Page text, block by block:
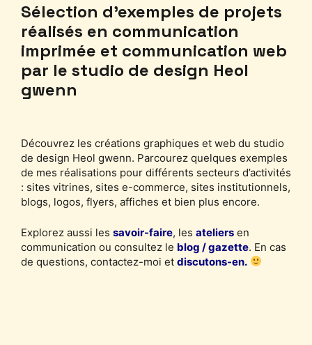
Sélection d’exemples de projets
réalisés en communication
imprimée et communication web
par le studio de design Heol
gwenn
Découvrez les créations graphiques et web du studio
de design Heol gwenn. Parcourez quelques exemples
de mes réalisations pour différents secteurs d’activités
: sites vitrines, sites e-commerce, sites institutionnels,
blogs, logos, flyers, affiches et bien plus encore.
Explorez aussi les savoir-faire, les ateliers en
communication ou consultez le blog / gazette. En cas
de questions, contactez-moi et discutons-en.